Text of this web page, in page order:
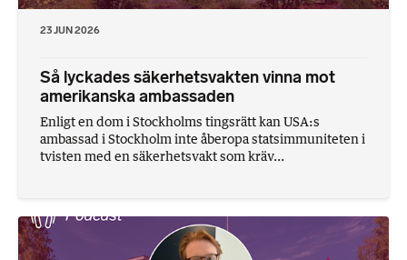
23 JUN 2026
Så lyckades säkerhetsvakten vinna mot
amerikanska ambassaden
Enligt en dom i Stockholms tingsrätt kan USA:s
ambassad i Stockholm inte åberopa statsimmuniteten i
tvisten med en säkerhetsvakt som kräv...